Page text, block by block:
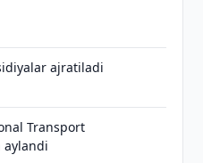
ajratiladi
Transport
aylandi